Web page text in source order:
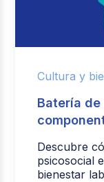
Cultura y
Batería de
Descubre
psicosocial
bienestar